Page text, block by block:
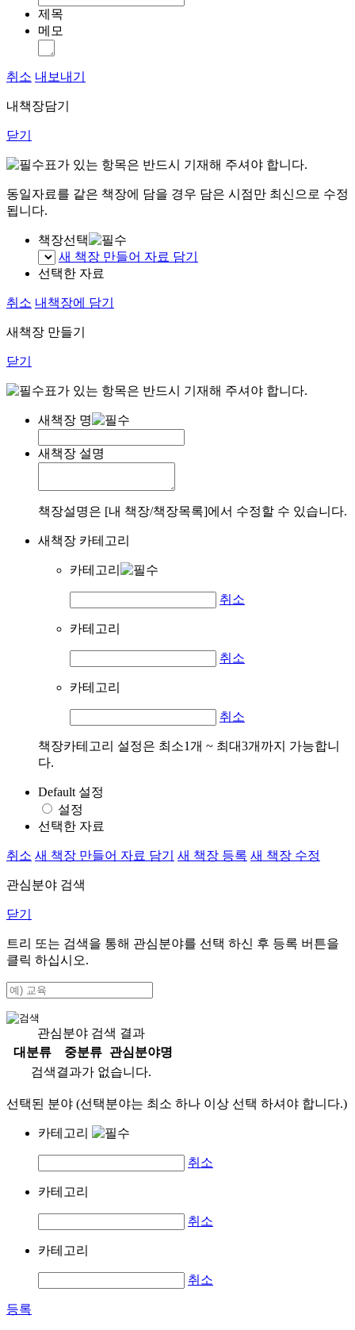
제목
메모
취소 내보내기
내책장담기
닫기
표가 있는 항목은 반드시 기재해 주셔야 합니다.
동일자료를 같은 책장에 담을 경우 담은 시점만 최신으로 수정
됩니다.
책장선택
새 책장 만들어 자료 담기
선택한 자료
취소 내책장에 담기
새책장 만들기
닫기
표가 있는 항목은 반드시 기재해 주셔야 합니다.
새책장 명
새책장 설명
책장설명은 [내 책장/책장목록]에서 수정할 수 있습니다.
새책장 카테고리
카테고리
취소
카테고리
취소
카테고리
취소
책장카테고리 설정은 최소1개 ~ 최대3개까지 가능합니
다.
Default 설정
설정
선택한 자료
취소 새 책장 만들어 자료 담기 새 책장 등록 새 책장 수정
관심분야 검색
닫기
트리 또는 검색을 통해 관심분야를 선택 하신 후 등록 버튼을
클릭 하십시오.
관심분야 검색 결과
대분류
중분류
관심분야명
검색결과가 없습니다.
선택된 분야 (선택분야는 최소 하나 이상 선택 하셔야 합니다.)
카테고리
취소
카테고리
취소
카테고리
취소
등록